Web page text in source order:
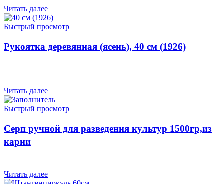
Читать далее
Быстрый просмотр
Рукоятка деревянная (ясень), 40 cм (1926)
Читать далее
Быстрый просмотр
Серп ручной для разведения культур 1500гр,из
карии
Читать далее